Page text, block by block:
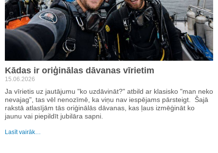
Kādas ir oriģinālas dāvanas vīrietim
15.06.2026
Ja vīrietis uz jautājumu "ko uzdāvināt?" atbild ar klasisko "man neko
nevajag", tas vēl nenozīmē, ka viņu nav iespējams pārsteigt. Šajā
rakstā atlasījām tās oriģinālās dāvanas, kas ļaus izmēģināt ko
jaunu vai piepildīt jubilāra sapni.
Lasīt vairāk…